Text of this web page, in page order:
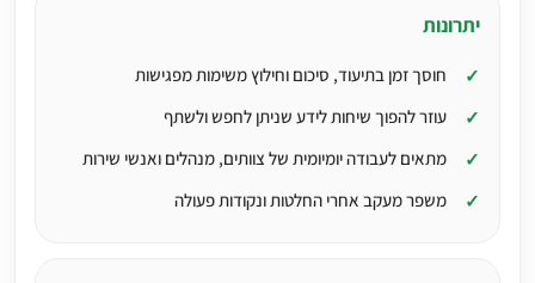
יתרונות
חוסך זמן בתיעוד, סיכום וחילוץ משימות מפגישות
עוזר להפוך שיחות לידע שניתן לחפש ולשתף
מתאים לעבודה יומיומית של צוותים, מנהלים ואנשי שירות
משפר מעקב אחרי החלטות ונקודות פעולה